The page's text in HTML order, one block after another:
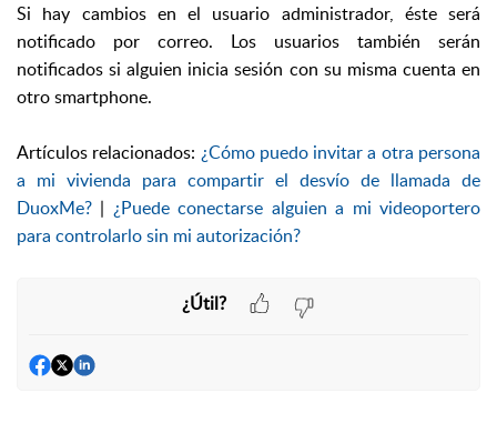
Si hay cambios en el usuario administrador, éste será
notificado por correo. Los usuarios también serán
notificados si alguien inicia sesión con su misma cuenta en
otro smartphone.
Artículos relacionados: ¿Cómo puedo invitar a otra persona
a mi vivienda para compartir el desvío de llamada de
DuoxMe? | ¿Puede conectarse alguien a mi videoportero
para controlarlo sin mi autorización?
¿Útil?